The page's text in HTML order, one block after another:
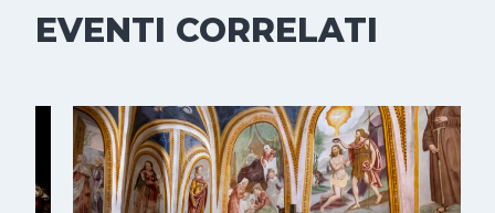
EVENTI CORRELATI